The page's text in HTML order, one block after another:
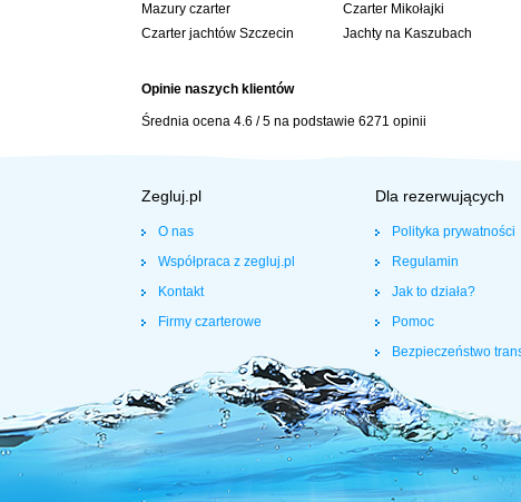
Mazury czarter
Czarter jachtów Szczecin
Czarter Mikołajki
Jachty na Kaszubach
Opinie naszych klientów
Średnia ocena 4.6 /5 na podstawie 6271 opinii
Zegluj.pl
O nas
Współpraca z zegluj.pl
Kontakt
Firmy czarterowe
Dla rezerwujących
Polityka prywatności
Regulamin
Jak to działa?
Pomoc
Bezpieczeństwo